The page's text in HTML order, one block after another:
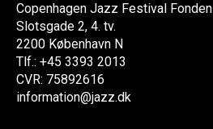
Copenhagen Jazz Festival Fonden
Slotsgade 2, 4. tv.
2200 København N
Tlf.: +45 3393 2013
CVR: 75892616
information@jazz.dk